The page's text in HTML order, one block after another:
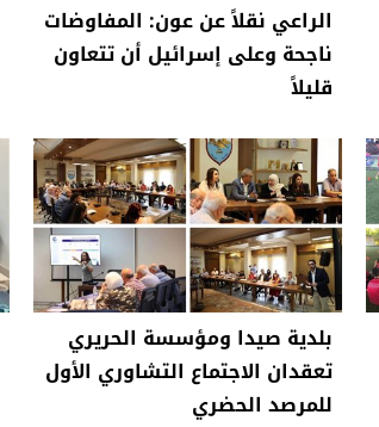
الراعي نقلاً عن عون: المفاوضات
ناجحة وعلى إسرائيل أن تتعاون
قليلاً
بلدية صيدا ومؤسسة الحريري
تعقدان الاجتماع التشاوري الأول
للمرصد الحضري